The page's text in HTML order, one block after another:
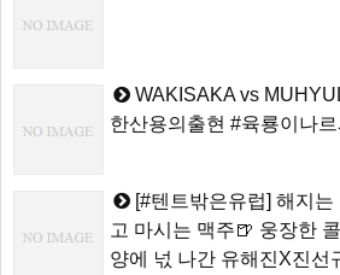
WAKISAKA vs
한산용의출현 #육룡이나
[#텐트밖은유럽] 해지
고 마시는 맥주🍺 웅장한
양에 넋 나간 유해진X진선